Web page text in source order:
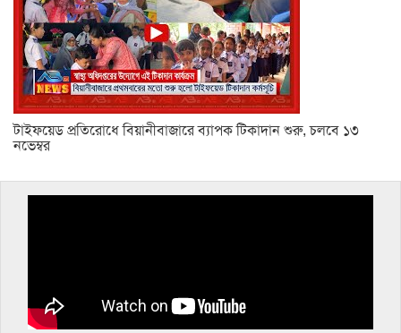
টাইফয়েড প্রতিরোধে বিয়ানীবাজারে ব্যাপক টিকাদান শুরু, চলবে ১৩
নভেম্বর